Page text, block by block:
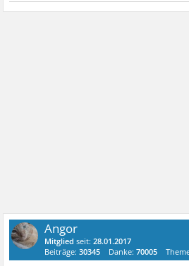
Angor
Mitglied seit:28.01.2017
Beiträge:30345 Danke:70005